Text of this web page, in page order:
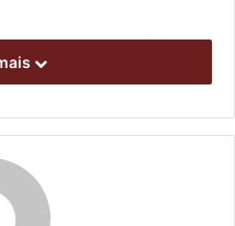
edital é de retificação e
publicado no dia 3 de
o prazo de entrega
até o dia 28 de janeiro.
podem ser obtidas